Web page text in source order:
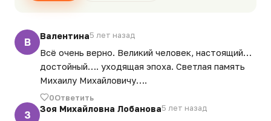
В
Валентина5 лет назад
Всё очень верно. Великий человек, настоящий…
достойный…. уходящая эпоха. Светлая память
Михаилу Михайловичу….
0Ответить
З
Зоя Михайловна Лобанова5 лет назад